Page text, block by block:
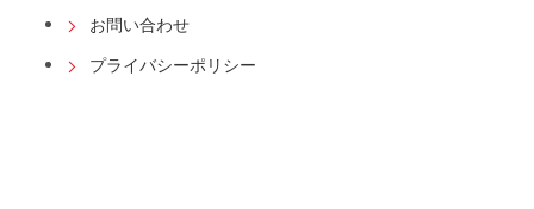
お問い合わせ
プライバシーポリシー